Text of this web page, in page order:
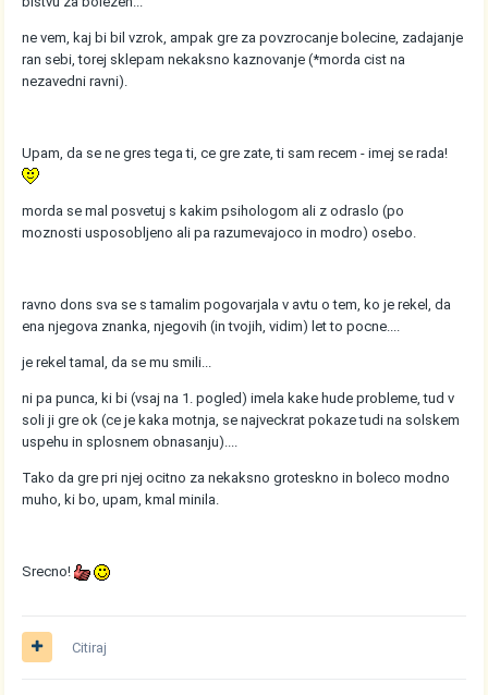
ne vem, kaj bi bil vzrok, ampak gre za povzrocanje bolecine, zadajanje
ran sebi, torej sklepam nekaksno kaznovanje (*morda cist na
nezavedni ravni).
Upam, da se ne gres tega ti, ce gre zate, ti sam recem - imej se rada!
morda se mal posvetuj s kakim psihologom ali z odraslo (po
moznosti usposobljeno ali pa razumevajoco in modro) osebo.
ravno dons sva se s tamalim pogovarjala v avtu o tem, ko je rekel, da
ena njegova znanka, njegovih (in tvojih, vidim) let to pocne....
je rekel tamal, da se mu smili...
ni pa punca, ki bi (vsaj na 1. pogled) imela kake hude probleme, tud v
soli ji gre ok (ce je kaka motnja, se najveckrat pokaze tudi na solskem
uspehu in splosnem obnasanju)....
Tako da gre pri njej ocitno za nekaksno groteskno in boleco modno
muho, ki bo, upam, kmal minila.
Srecno!
Citiraj